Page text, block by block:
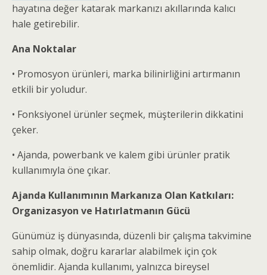
hayatına değer katarak markanızı akıllarında kalıcı
hale getirebilir.
Ana Noktalar
• Promosyon ürünleri, marka bilinirliğini artırmanın
etkili bir yoludur.
• Fonksiyonel ürünler seçmek, müşterilerin dikkatini
çeker.
• Ajanda, powerbank ve kalem gibi ürünler pratik
kullanımıyla öne çıkar.
Ajanda Kullanımının Markanıza Olan Katkıları:
Organizasyon ve Hatırlatmanın Gücü
Günümüz iş dünyasında, düzenli bir çalışma takvimine
sahip olmak, doğru kararlar alabilmek için çok
önemlidir. Ajanda kullanımı, yalnızca bireysel